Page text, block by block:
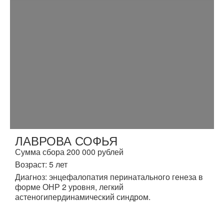
ЛАВРОВА СОФЬЯ
Сумма сбора 200 000 рублей
Возраст: 5 лет
Диагноз: энцефалопатия перинатального генеза в
форме ОНР 2 уровня, легкий
астеногипердинамический синдром.